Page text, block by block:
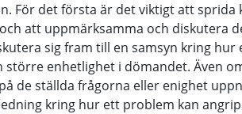
För det första är det viktigt att sprida
att uppmärksamma och diskutera
sig fram till en samsyn kring hur
enhetlighet i dömandet. Även
de ställda frågorna eller enighet
kring hur ett problem kan